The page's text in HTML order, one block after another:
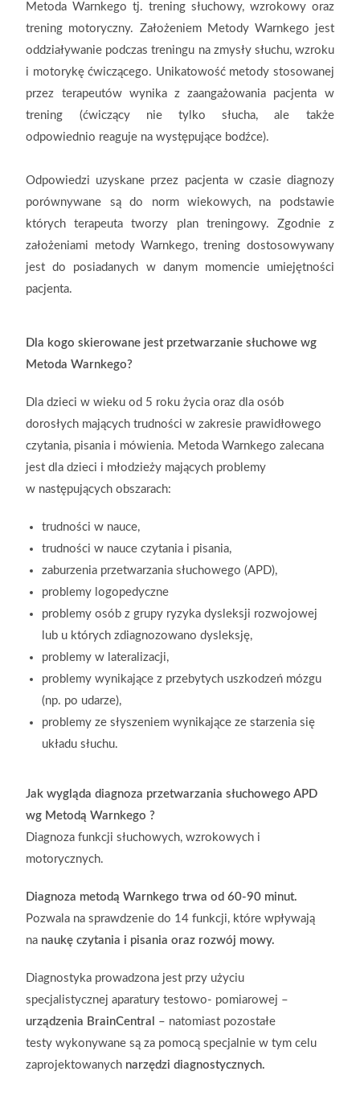
Metoda Warnkego tj. trening słuchowy, wzrokowy oraz
trening motoryczny. Założeniem Metody Warnkego jest
oddziaływanie podczas treningu na zmysły słuchu, wzroku
i motorykę ćwiczącego. Unikatowość metody stosowanej
przez terapeutów wynika z zaangażowania pacjenta w
trening (ćwiczący nie tylko słucha, ale także
odpowiednio reaguje na występujące bodźce).
Odpowiedzi uzyskane przez pacjenta w czasie diagnozy
porównywane są do norm wiekowych, na podstawie
których terapeuta tworzy plan treningowy. Zgodnie z
założeniami metody Warnkego, trening dostosowywany
jest do posiadanych w danym momencie umiejętności
pacjenta.
Dla kogo skierowane jest przetwarzaniesłuchowe wg
Metoda Warnkego?
Dla dzieci w wieku od 5 roku życia oraz dla osób
dorosłych mających trudności w zakresie prawidłowego
czytania, pisania i mówienia. Metoda Warnkego zalecana
jest dla dzieci i młodzieży mających problemy
w następujących obszarach:
trudności w nauce,
trudności w nauce czytania i pisania,
zaburzenia przetwarzania słuchowego (APD),
problemy logopedyczne
problemy osób z grupy ryzyka dysleksji rozwojowej
lub u których zdiagnozowanodysleksję,
problemy w lateralizacji,
problemy wynikające z przebytych uszkodzeń mózgu
(np. po udarze),
problemy ze słyszeniem wynikające ze starzenia się
układu słuchu.
Jak wygląda diagnoza przetwarzania słuchowego APD
wg MetodąWarnkego ?
Diagnoza funkcji słuchowych, wzrokowych i
motorycznych.
Diagnoza metodą Warnkego trwa od 60-90 minut.
Pozwala na sprawdzenie do 14 funkcji, które wpływają
na naukę czytania i pisania oraz rozwój mowy.
Diagnostyka prowadzona jest przy użyciu
specjalistycznej aparatury testowo- pomiarowej –
urządzenia BrainCentral – natomiast pozostałe
testy wykonywane są za pomocą specjalnie w tym celu
zaprojektowanych narzędzidiagnostycznych.